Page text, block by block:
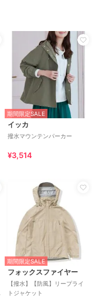
期間限定SALE
イッカ
撥水マウンテンパーカー
¥3,514
期間限定SALE
フォックスファイヤー
【撥水】【防風】リープライ
トジャケット